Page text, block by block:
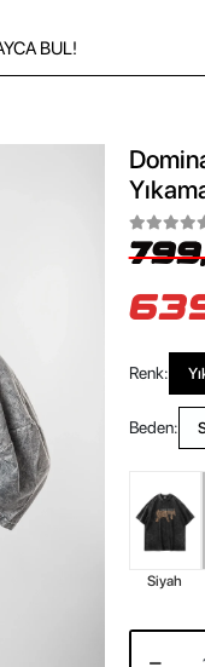
Renk:
Beden:
Siyah